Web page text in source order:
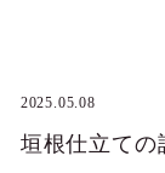
2025.05.08
垣根仕立ての